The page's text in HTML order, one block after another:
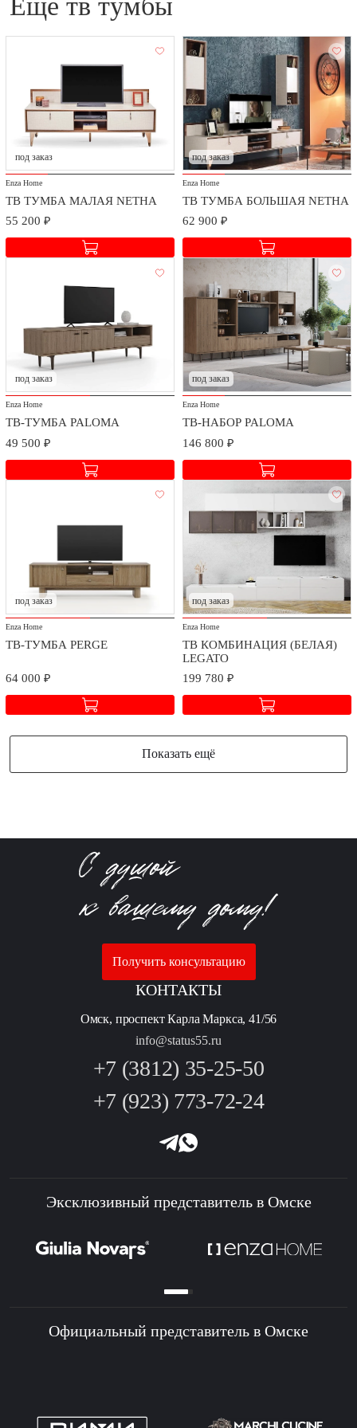
еще тв тумбы
под заказ
Enza Home
ТВ ТУМБА МАЛАЯ NETHA
55 200 ₽
под заказ
Enza Home
ТВ ТУМБА БОЛЬШАЯ NETHA
62 900 ₽
под заказ
Enza Home
ТВ-ТУМБА PALOMA
49 500 ₽
под заказ
Enza Home
ТВ-НАБОР PALOMA
146 800 ₽
под заказ
Enza Home
ТВ-ТУМБА PERGE
64 000 ₽
под заказ
Enza Home
ТВ КОМБИНАЦИЯ (БЕЛАЯ)
LEGATO
199 780 ₽
Показать ещё
Получить консультацию
КОНТАКТЫ
Омск, проспект Карла Маркса, 41/56
info@status55.ru
+7 (3812) 35-25-50
+7 (923) 773-72-24
Эксклюзивный представитель в Омске
Официальный представитель в Омске